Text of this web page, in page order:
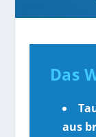
Das
aus